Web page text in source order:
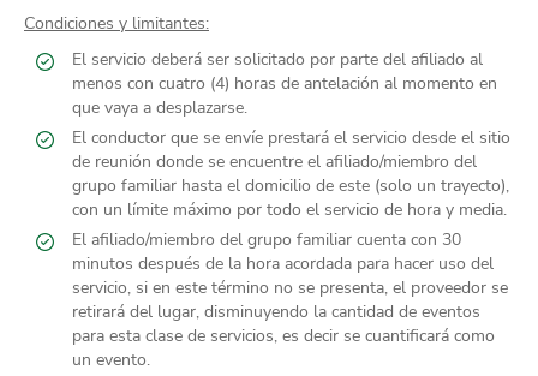
Condiciones y limitantes:
El servicio deberá ser solicitado por parte del afiliado al
menos con cuatro (4) horas de antelación al momento en
que vaya a desplazarse.
El conductor que se envíe prestará el servicio desde el sitio
de reunión donde se encuentre el afiliado/miembro del
grupo familiar hasta el domicilio de este (solo un trayecto),
con un límite máximo por todo el servicio de hora y media.
El afiliado/miembro del grupo familiar cuenta con 30
minutos después de la hora acordada para hacer uso del
servicio, si en este término no se presenta, el proveedor se
retirará del lugar, disminuyendo la cantidad de eventos
para esta clase de servicios, es decir se cuantificará como
un evento.